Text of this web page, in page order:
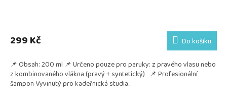
299 Kč Do košíku
📌 Obsah: 200 ml 📌 Určeno pouze pro paruky: z pravého vlasu nebo
z kombinovaného vlákna (pravý + syntetický) 📌 Profesionální
šampon Vyvinutý pro kadeřnická studia...